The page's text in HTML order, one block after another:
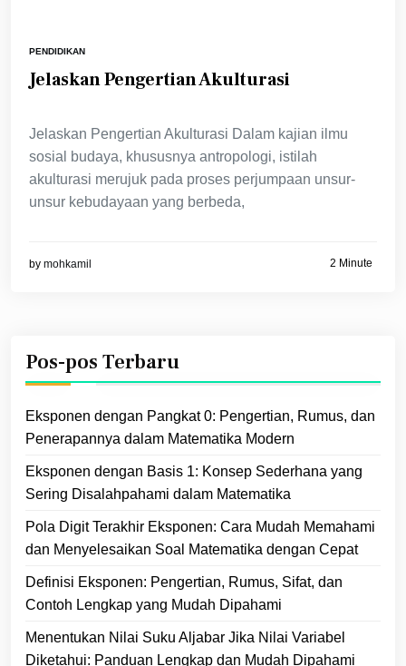
PENDIDIKAN
Jelaskan Pengertian Akulturasi
Jelaskan Pengertian Akulturasi Dalam kajian ilmu
sosial budaya, khususnya antropologi, istilah
akulturasi merujuk pada proses perjumpaan unsur-
unsur kebudayaan yang berbeda,
by mohkamil 2 Minute
Pos-pos Terbaru
Eksponen dengan Pangkat 0: Pengertian, Rumus, dan
Penerapannya dalam Matematika Modern
Eksponen dengan Basis 1: Konsep Sederhana yang
Sering Disalahpahami dalam Matematika
Pola Digit Terakhir Eksponen: Cara Mudah Memahami
dan Menyelesaikan Soal Matematika dengan Cepat
Definisi Eksponen: Pengertian, Rumus, Sifat, dan
Contoh Lengkap yang Mudah Dipahami
Menentukan Nilai Suku Aljabar Jika Nilai Variabel
Diketahui: Panduan Lengkap dan Mudah Dipahami